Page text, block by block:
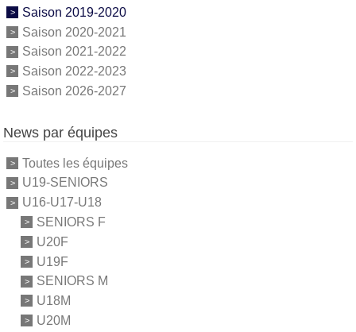
Saison 2019-2020
Saison 2020-2021
Saison 2021-2022
Saison 2022-2023
Saison 2026-2027
News par équipes
Toutes les équipes
U19-SENIORS
U16-U17-U18
SENIORS F
U20F
U19F
SENIORS M
U18M
U20M